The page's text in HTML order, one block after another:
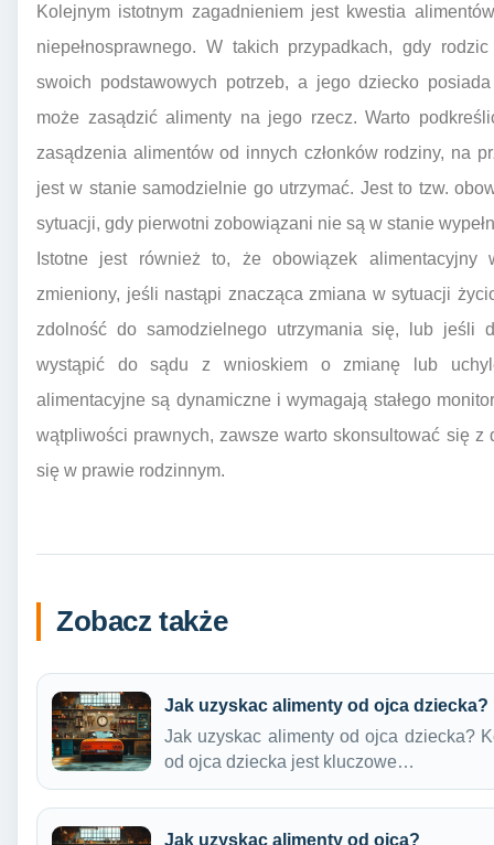
Kolejnym istotnym zagadnieniem jest kwestia
niepełnosprawnego. W takich przypadkach, gdy
swoich podstawowych potrzeb, a jego dziecko
może zasądzić alimenty na jego rzecz. Warto
zasądzenia alimentów od innych członków rodziny, na
jest w stanie samodzielnie go utrzymać. Jest to tzw.
sytuacji, gdy pierwotni zobowiązani nie są w stanie
Istotne jest również to, że obowiązek
zmieniony, jeśli nastąpi znacząca zmiana w sytuacji
zdolność do samodzielnego utrzymania się, lub jeśli
wystąpić do sądu z wnioskiem o zmianę lub
alimentacyjne są dynamiczne i wymagają stałego
wątpliwości prawnych, zawsze warto skonsultować się
się w prawie rodzinnym.
Zobacz także
Jak uzyskac alimenty od ojca dziecka?
Jak uzyskac alimenty od ojca dziecka?
od ojca dziecka jest kluczowe…
Jak uzyskac alimenty od ojca?